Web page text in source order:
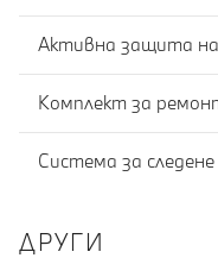
Активна защита
Комплект за
Система за
ДРУГИ